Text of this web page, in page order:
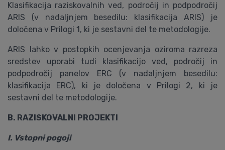
Klasifikacija raziskovalnih ved, področij in podpodročij
ARIS (v nadaljnjem besedilu: klasifikacija ARIS) je
določena v Prilogi 1, ki je sestavni del te metodologije.
ARIS lahko v postopkih ocenjevanja oziroma razreza
sredstev uporabi tudi klasifikacijo ved, področij in
podpodročij panelov ERC (v nadaljnjem besedilu:
klasifikacija ERC), ki je določena v Prilogi 2, ki je
sestavni del te metodologije.
B. RAZISKOVALNI PROJEKTI
I. Vstopni pogoji